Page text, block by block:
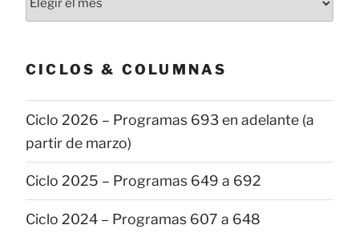
CICLOS & COLUMNAS
Ciclo 2026 – Programas 693 en adelante (a
partir de marzo)
Ciclo 2025 – Programas 649 a 692
Ciclo 2024 – Programas 607 a 648